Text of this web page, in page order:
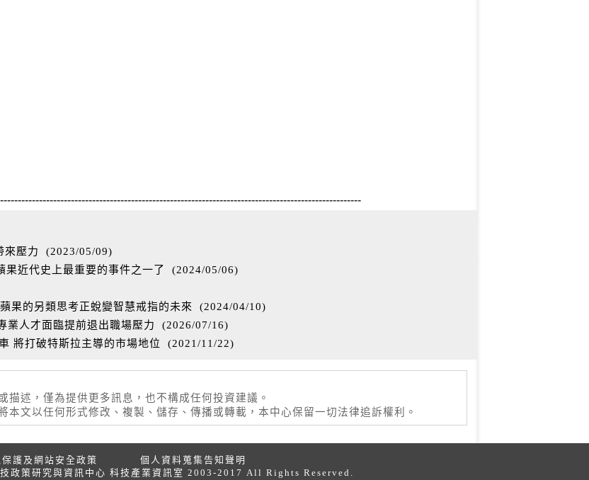
來壓力 (2023/05/09)
近代史上最重要的事件之一了
(2024/05/06)
果的另類思考正蛻變智慧戒指的未來
(2024/04/10)
業人才面臨提前退出職場壓力
(2026/07/16)
將打破特斯拉主導的市場地位
(2021/11/22)
述，僅為提供更多訊息，也不構成任何投資建議。
本文以任何形式修改、複製、儲存、傳播或轉載，本中心保留一切法律追訴權利。
保護及網站安全政策
個人資料蒐集告知聲明
技政策研究與資訊中心 科技產業資訊室 2003-2017 All Rights Reserved.